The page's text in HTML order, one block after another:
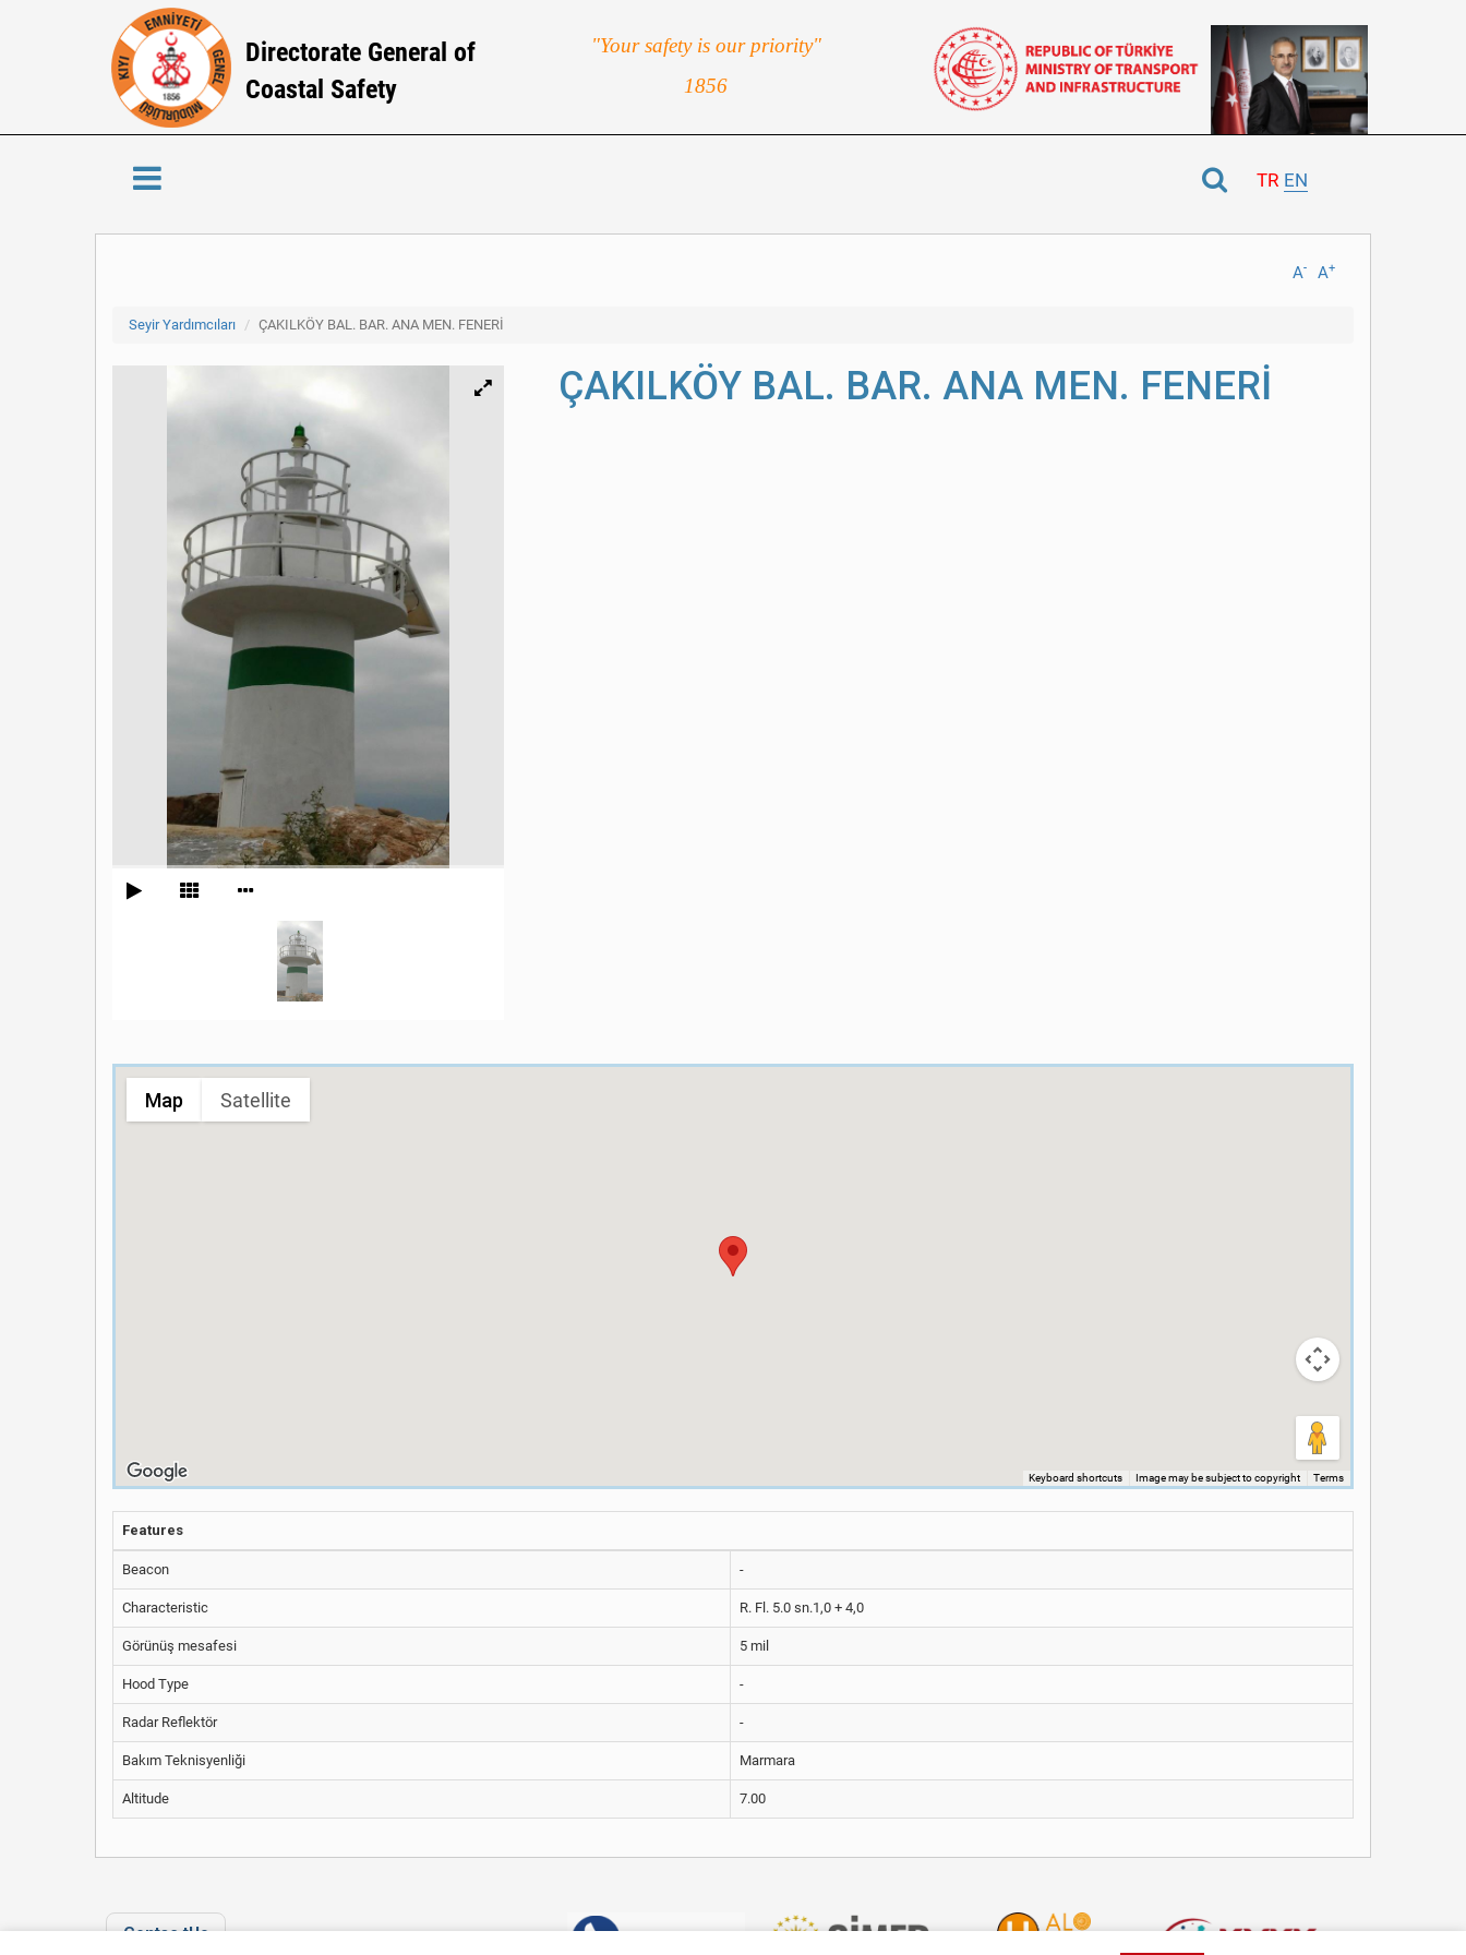
Directorate General of
Coastal Safety
"Your safety is our priority"
1856
TR EN
A+
A-
Seyir Yardımcıları ÇAKILKÖY BAL. BAR. ANA MEN. FENERİ
ÇAKILKÖY BAL. BAR. ANA MEN. FENERİ
Map Satellite
Keyboard shortcuts Image may be subject to copyright Terms
Features
Beacon -
Characteristic R. Fl. 5.0 sn.1,0 + 4,0
Görünüş mesafesi 5 mil
Hood Type -
Radar Reflektör -
Bakım Teknisyenliği Marmara
Altitude 7.00
Contac tUs